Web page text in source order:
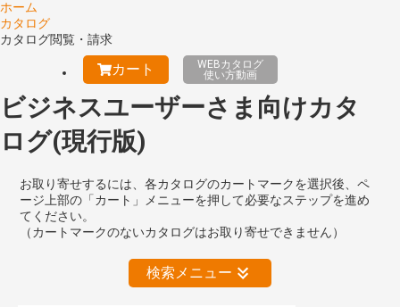
ホーム
カタログ
カタログ閲覧・請求
カート
WEBカタログ
使い方動画
ビジネスユーザーさま向けカタ
ログ(現行版)
お取り寄せするには、各カタログのカートマークを選択後、ペ
ージ上部の「カート」メニューを押して必要なステップを進め
てください。
（カートマークのないカタログはお取り寄せできません）
検索メニュー